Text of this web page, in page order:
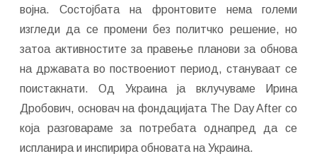
војна. Состојбата на фронтовите нема големи
изгледи да се промени без политчко решение, но
затоа активностите за правење планови за обнова
на државата во поствоениот период, стануваат се
поистакнати. Од Украина ја вклучуваме Ирина
Дробович, основач на фондацијата The Day After со
која разговараме за потребата однапред да се
испланира и инспирира обновата на Украина.